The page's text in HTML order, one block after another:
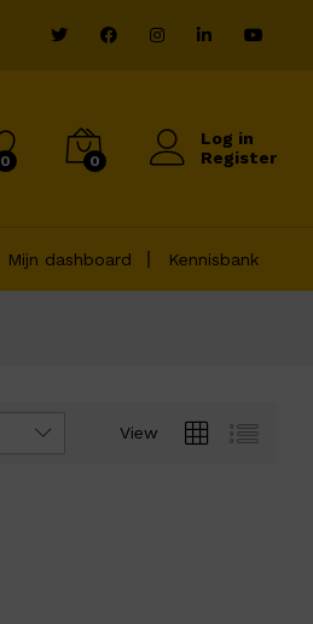
0 0
Log in
Register
Mijn dashboard Kennisbank
View